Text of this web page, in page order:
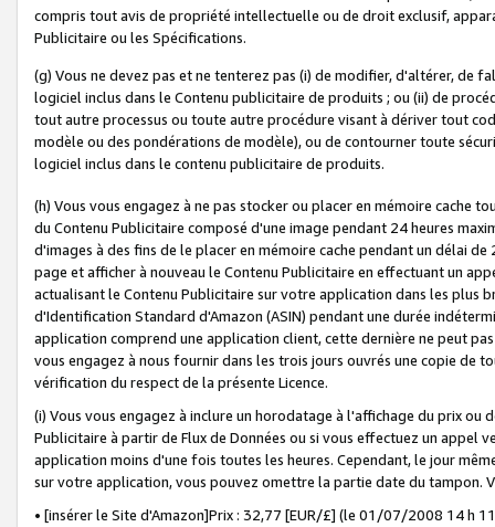
compris tout avis de propriété intellectuelle ou de droit exclusif,
Publicitaire ou les Spécifications.
(g) Vous ne devez pas et ne tenterez pas (i) de modifier, d'altérer, de
logiciel inclus dans le Contenu publicitaire de produits ; ou (ii) de
tout autre processus ou toute autre procédure visant à dériver tout
modèle ou des pondérations de modèle), ou de contourner toute
logiciel inclus dans le contenu publicitaire de produits.
(h) Vous vous engagez à ne pas stocker ou placer en mémoire cache
du Contenu Publicitaire composé d'une image pendant 24 heures
d'images à des fins de le placer en mémoire cache pendant un délai
page et afficher à nouveau le Contenu Publicitaire en effectuant un
actualisant le Contenu Publicitaire sur votre application dans les plus
d'Identification Standard d'Amazon (ASIN) pendant une durée
application comprend une application client, cette dernière ne peut
vous engagez à nous fournir dans les trois jours ouvrés une copie de
vérification du respect de la présente Licence.
(i) Vous vous engagez à inclure un horodatage à l'affichage du prix
Publicitaire à partir de Flux de Données ou si vous effectuez un appel
application moins d'une fois toutes les heures. Cependant, le jour
sur votre application, vous pouvez omettre la partie date du tampon.
• [insérer le Site d'Amazon]Prix : 32,77 [EUR/£] (le 01/07/2008 14 h